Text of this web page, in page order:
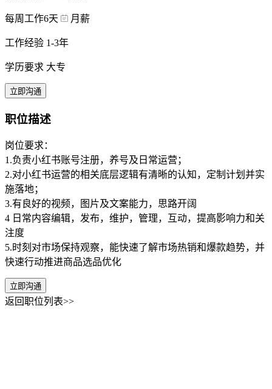
每周工作6天 月薪
工作经验 1-3年
学历要求 大专
立即沟通
职位描述
岗位要求：
1.负责小红书账号注册，养号及日常运营；
2.对小红书运营的相关底层逻辑有清晰的认知，定制计划并实
施落地；
3.有良好的视频，图片及文案能力，思路开阔
4 日常内容编辑，发布，维护，管理，互动，提高影响力和关
注度
5.时刻对市场保持观察，能快速了解市场热销和爆款趋势，并
快速行动推进商品选品优化
立即沟通
返回职位列表>>